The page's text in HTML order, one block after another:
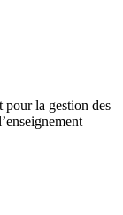
pour la gestion des